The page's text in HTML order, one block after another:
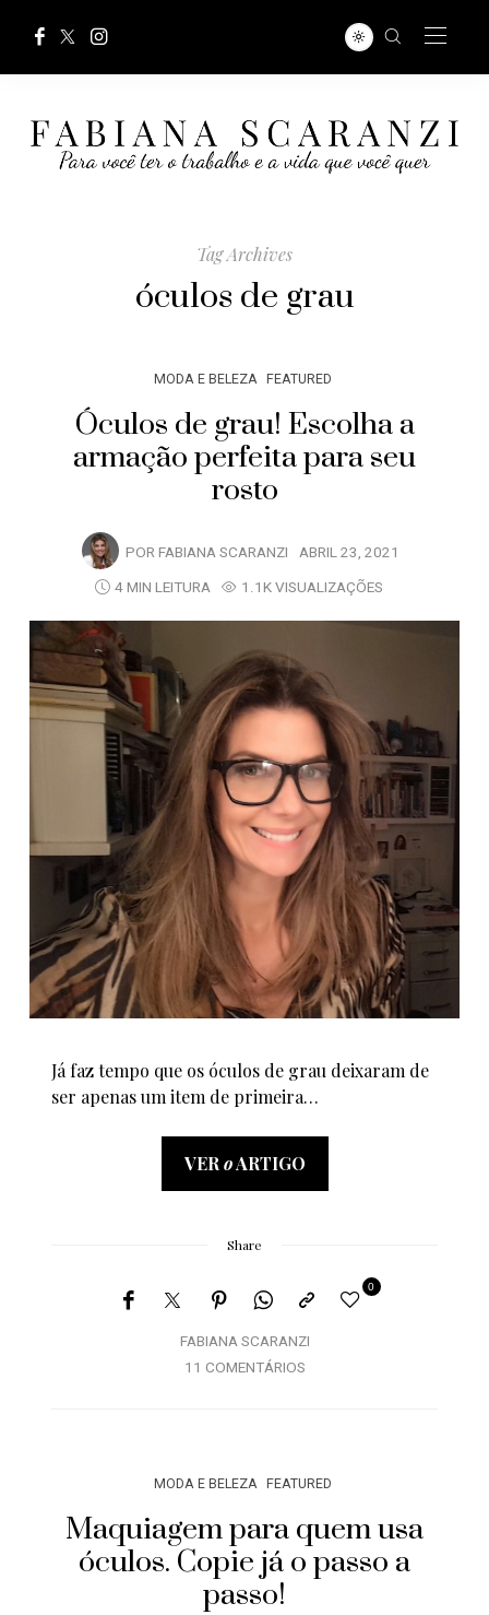
Tag Archives
óculos de grau
MODA E BELEZA FEATURED
Óculos de grau! Escolha a
armação perfeita para seu
rosto
POR FABIANA SCARANZI ABRIL 23, 2021
4 MIN LEITURA
1.1K VISUALIZAÇÕES
Já faz tempo que os óculos de grau deixaram de
ser apenas um item de primeira…
VER oARTIGO
Share
FABIANA SCARANZI
0
11 COMENTÁRIOS
MODA E BELEZA FEATURED
Maquiagem para quem usa
óculos. Copie já o passo a
passo!